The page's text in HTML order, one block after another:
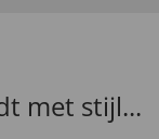
met stijl...